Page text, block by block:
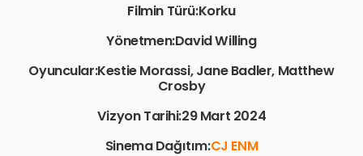
Filmin Türü:Korku
Yönetmen:David Willing
Oyuncular:Kestie Morassi, Jane Badler, Matthew
Crosby
Vizyon Tarihi:29 Mart 2024
Sinema Dağıtım:CJ ENM